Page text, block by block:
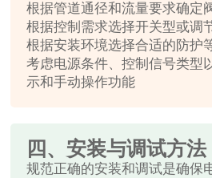
根据管道通径和流量要求确定
根据控制需求选择开关型或调
根据安装环境选择合适的防护
考虑电源条件、控制信号类型
示和手动操作功能
四、安装与调试方法
规范正确的安装和调试是确保